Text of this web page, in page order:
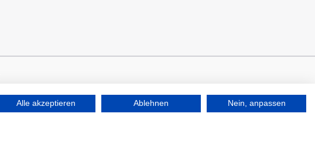
Alle akzeptieren Ablehnen Nein, anpassen